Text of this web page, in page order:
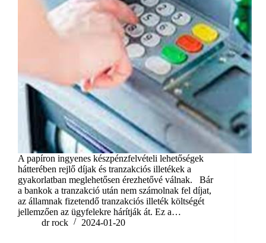
A papíron ingyenes készpénzfelvételi lehetőségek
hátterében rejlő díjak és tranzakciós illetékek a
gyakorlatban meglehetősen érezhetővé válnak. Bár
a bankok a tranzakció után nem számolnak fel díjat,
az államnak fizetendő tranzakciós illeték költségét
jellemzően az ügyfelekre hárítják át. Ez a…
dr rock
2024-01-20